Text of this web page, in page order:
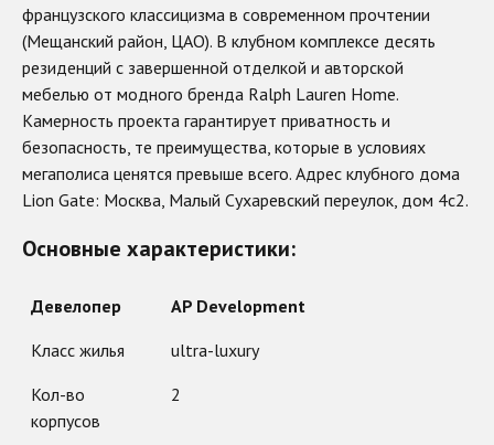
французского классицизма в современном прочтении
(Мещанский район, ЦАО). В клубном комплексе десять
резиденций с завершенной отделкой и авторской
мебелью от модного бренда Ralph Lauren Home.
Камерность проекта гарантирует приватность и
безопасность, те преимущества, которые в условиях
мегаполиса ценятся превыше всего. Адрес клубного дома
Lion Gate: Москва, Малый Сухаревский переулок, дом 4с2.
Основные характеристики:
Девелопер
AP Development
Класс жилья
ultra-luxury
Кол-во
корпусов
2